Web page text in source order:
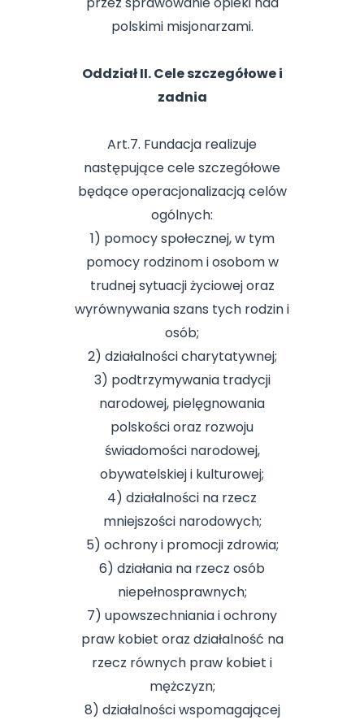
polskimi misjonarzami.
Oddział II. Cele szczegółowe i
zadnia
Art.7. Fundacja realizuje
następujące cele szczegółowe
będące operacjonalizacją celów
ogólnych:
1) pomocy społecznej, w tym
pomocy rodzinom i osobom w
trudnej sytuacji życiowej oraz
wyrównywania szans tych rodzin i
osób;
2) działalności charytatywnej;
3) podtrzymywania tradycji
narodowej, pielęgnowania
polskości oraz rozwoju
świadomości narodowej,
obywatelskiej i kulturowej;
4) działalności na rzecz
mniejszości narodowych;
5) ochrony i promocji zdrowia;
6) działania na rzecz osób
niepełnosprawnych;
7) upowszechniania i ochrony
praw kobiet oraz działalność na
rzecz równych praw kobiet i
mężczyzn;
8) działalności wspomagającej